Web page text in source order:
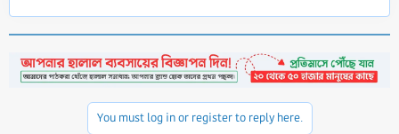
You must log in or register to reply here.